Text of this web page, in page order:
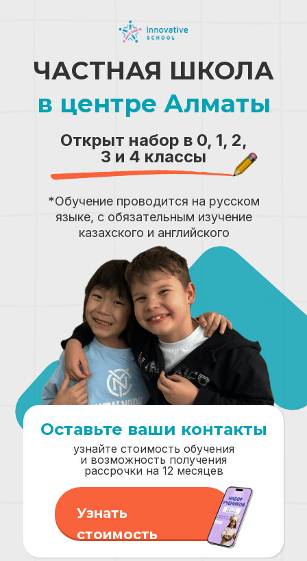
ЧАСТНАЯ ШКОЛА
в центре Алматы
*Обучение проводится на русском
языке, с обязательным изучение
казахского и английского
Открыт набор в 0, 1, 2,
3 и 4 классы
Оставьте ваши контакты
узнайте стоимость обучения
и возможность получения
рассрочки на 12 месяцев
Узнать
стоимость